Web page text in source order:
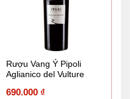
Rượu Vang Ý Pipoli
Aglianico del Vulture
690.000 ₫